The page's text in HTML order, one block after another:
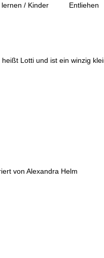
/ Kinder Entliehen
Lotti und ist ein winzig
von Alexandra Helm